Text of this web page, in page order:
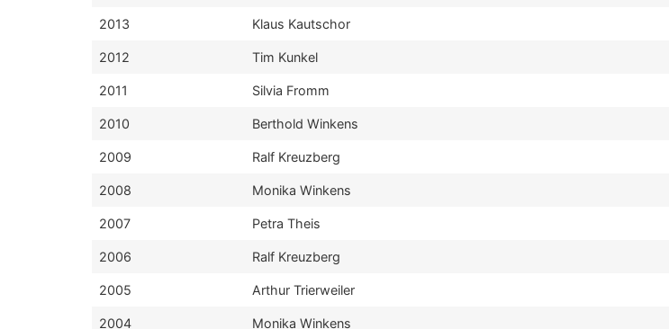
2013 Klaus Kautschor
2012 Tim Kunkel
2011 Silvia Fromm
2010 Berthold Winkens
2009 Ralf Kreuzberg
2008 Monika Winkens
2007 Petra Theis
2006 Ralf Kreuzberg
2005 Arthur Trierweiler
2004 Monika Winkens